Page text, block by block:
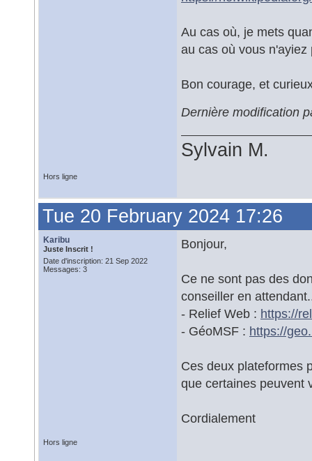
Au cas où, je mets
au cas où vous
Bon courage, et
Dernière modification
Sylvain M.
Hors ligne
Tue 20 February 2024 17:26
Karibu
Juste Inscrit !
Date d'inscription: 21 Sep 2022
Messages: 3
Bonjour,
Ce ne sont pas des
conseiller en
- Relief Web : https://
- GéoMSF : https://
Ces deux plateformes
que certaines peuvent
Cordialement
Hors ligne